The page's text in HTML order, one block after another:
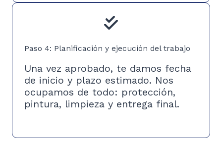
Paso 4: Planificación y ejecución del trabajo
Una vez aprobado, te damos fecha
de inicio y plazo estimado. Nos
ocupamos de todo: protección,
pintura, limpieza y entrega final.